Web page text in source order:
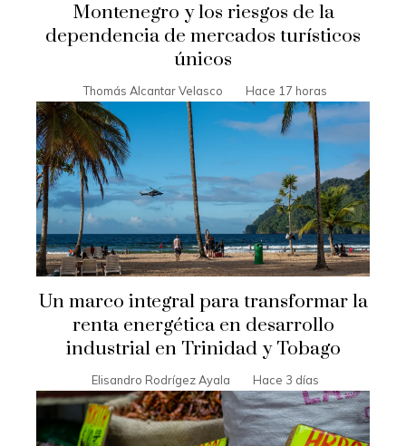
Montenegro y los riesgos de la
dependencia de mercados turísticos
únicos
Thomás Alcantar Velasco Hace 17 horas
Un marco integral para transformar la
renta energética en desarrollo
industrial en Trinidad y Tobago
Elisandro Rodrígez Ayala Hace 3 días